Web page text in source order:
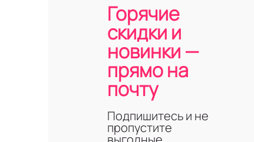
Горячие
скидки и
новинки —
прямо на
почту
Подпишитесь и не
пропустите